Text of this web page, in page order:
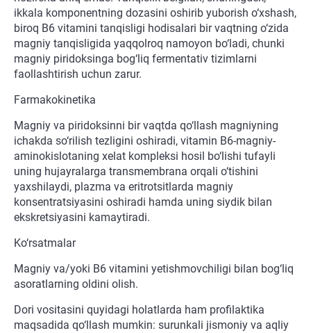
ikkala komponentning dozasini oshirib yuborish o‘xshash,
biroq B6 vitamini tanqisligi hodisalari bir vaqtning o‘zida
magniy tanqisligida yaqqolroq namoyon bo‘ladi, chunki
magniy piridoksinga bog‘liq fermentativ tizimlarni
faollashtirish uchun zarur.
Farmakokinetika
Magniy va piridoksinni bir vaqtda qo‘llash magniyning
ichakda so‘rilish tezligini oshiradi, vitamin B6-magniy-
aminokislotaning xelat kompleksi hosil bo‘lishi tufayli
uning hujayralarga transmembrana orqali o‘tishini
yaxshilaydi, plazma va eritrotsitlarda magniy
konsentratsiyasini oshiradi hamda uning siydik bilan
ekskretsiyasini kamaytiradi.
Ko‘rsatmalar
Magniy va/yoki B6 vitamini yetishmovchiligi bilan bog‘liq
asoratlarning oldini olish.
Dori vositasini quyidagi holatlarda ham profilaktika
maqsadida qo‘llash mumkin: surunkali jismoniy va aqliy